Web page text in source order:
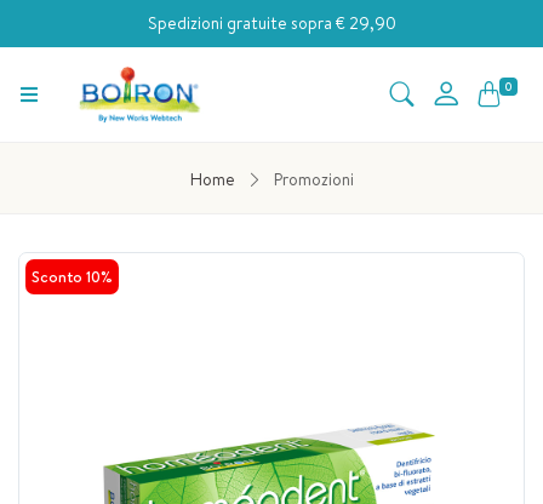
Spedizioni gratuite sopra € 29,90
0
Home Promozioni
Sconto 10%